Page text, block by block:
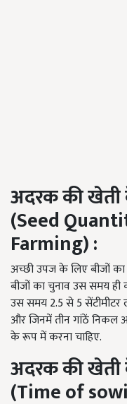
अदरककीखेती
(Seed
Farming) :
अच्छी उपज के लिए बीजों
बीजों का चुनाव उस समय
उस समय 2.5 से 5 सेंटीमीटर
और जिनमें तीन गांठें निकल
के रूप में करना चाहिए.
अदरककीखेती
(Time of